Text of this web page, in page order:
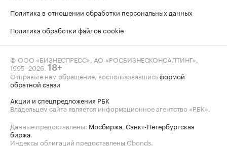
Политика в отношении обработки персональных данных
Политика обработки файлов cookie
© ООО «БИЗНЕСПРЕСС», АО «РОСБИЗНЕСКОНСАЛТИНГ»,
1995–2026 18+
Отправьте нам обращение, воспользовавшисьформой
обратной связи
Акции и спецпредложения РБК
Владельцем сайта является информационное агентство «РБК».
Данные предоставлены: Мосбиржа Санкт-Петербургская
биржа
Индексы облигаций предоставлены Cbonds.